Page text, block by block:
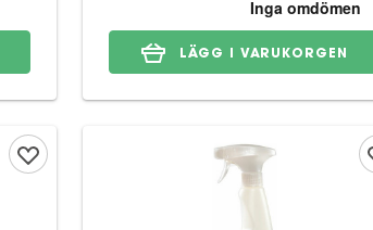
LÄGG I VARUKORGEN